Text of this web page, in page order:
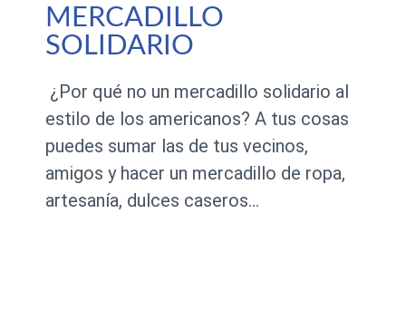
MERCADILLO
SOLIDARIO
¿Por qué no un mercadillo solidario al
estilo de los americanos? A tus cosas
puedes sumar las de tus vecinos,
amigos y hacer un mercadillo de ropa,
artesanía, dulces caseros…